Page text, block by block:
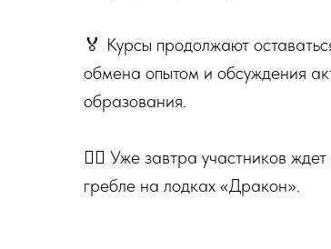
🏅 Курсы продолжают
обмена опытом и обсуждения
образования.
🚣‍♂️ Уже завтра участников
гребле на лодках «Дракон».